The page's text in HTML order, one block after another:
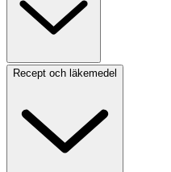
Recept och läkemedel